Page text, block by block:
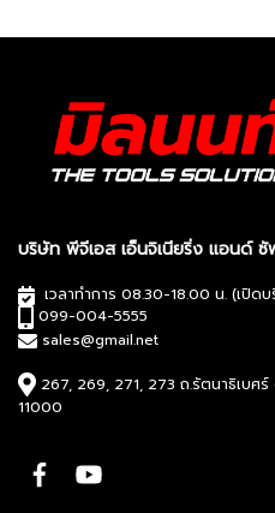
บริษัท พีจีเอส เอ็นจิเนียริ่ง แอนด์
เวลาทำการ 08.30-18.00 น. (เปิด
099-004-5555
sales@gmail.net
267, 269, 271, 273 ถ.รัตนาธิเบศ
11000